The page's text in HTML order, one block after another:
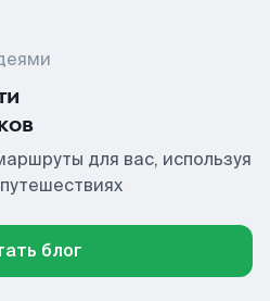
для вас, используя
блог